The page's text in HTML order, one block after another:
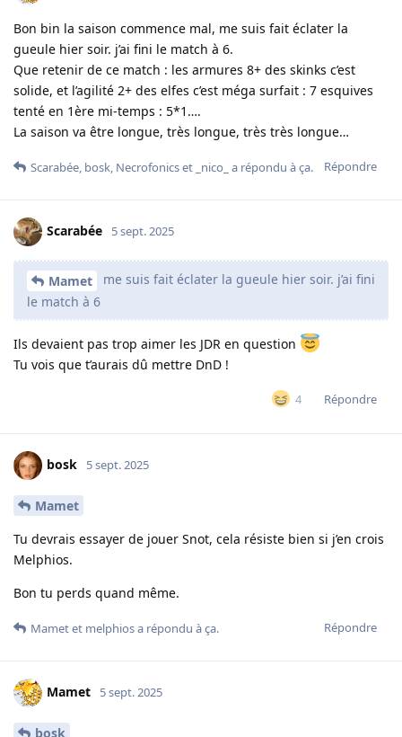
Bon bin la saison commence mal, me suis fait éclater la
gueule hier soir. j’ai fini le match à 6.
Que retenir de ce match : les armures 8+ des skinks c’est
solide, et l’agilité 2+ des elfes c’est méga surfait : 7 esquives
tenté en 1ère mi-temps : 5*1….
La saison va être longue, très longue, très très longue…
Répondre
Scarabée, bosk, Necrofonicset _nico_ a répondu à ça.
Scarabée 5 sept. 2025
Mamet
me suis fait éclater la gueule hier soir. j’ai fini
le match à 6
Ils devaient pas trop aimer les JDR en question
Tu vois que t’aurais dû mettre DnD !
4 Répondre
bosk 5 sept. 2025
Mamet
Tu devrais essayer de jouer Snot, cela résiste bien si j’en crois
Melphios.
Bon tu perds quand même.
Répondre
Mametet melphiosa répondu à ça.
Mamet 5 sept. 2025
bosk